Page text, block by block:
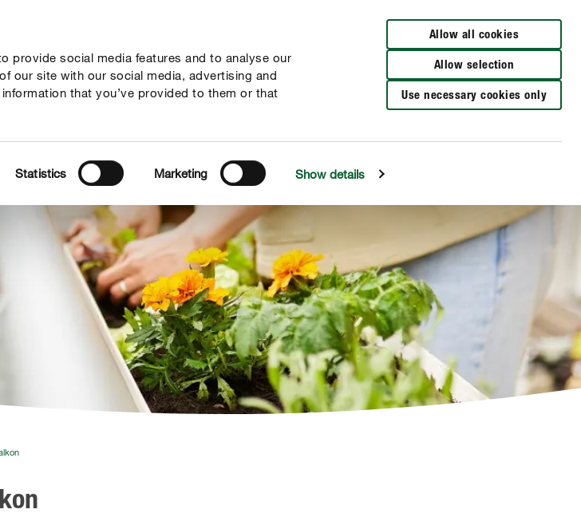
provide social media features and to analyse our
our site with our social media, advertising and
that you’ve provided to them or that
Statistics Marketing Show details
Allow all cookies
Allow selection
Use necessary cookies only
Verkooppunten
je dienst Onderneming